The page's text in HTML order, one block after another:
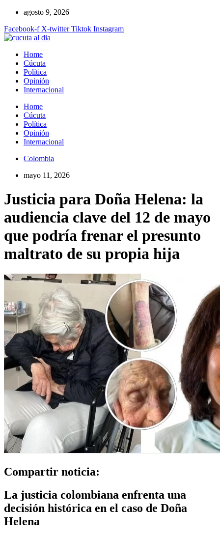
contenido
agosto 9, 2026
Facebook-f X-twitter Tiktok Instagram
Home
Cúcuta
Política
Opinión
Internacional
Home
Cúcuta
Política
Opinión
Internacional
Colombia
mayo 11, 2026
Justicia para Doña Helena: la
audiencia clave del 12 de mayo
que podría frenar el presunto
maltrato de su propia hija
Compartir noticia:
La justicia colombiana enfrenta una
decisión histórica en el caso de Doña
Helena